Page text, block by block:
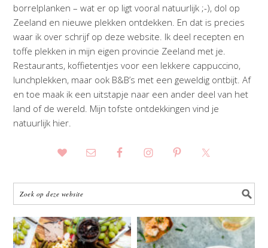
borrelplanken – wat er op ligt vooral natuurlijk ;-), dol op
Zeeland en nieuwe plekken ontdekken. En dat is precies
waar ik over schrijf op deze website. Ik deel recepten en
toffe plekken in mijn eigen provincie Zeeland met je.
Restaurants, koffietentjes voor een lekkere cappuccino,
lunchplekken, maar ook B&B’s met een geweldig ontbijt. Af
en toe maak ik een uitstapje naar een ander deel van het
land of de wereld. Mijn tofste ontdekkingen vind je
natuurlijk hier.